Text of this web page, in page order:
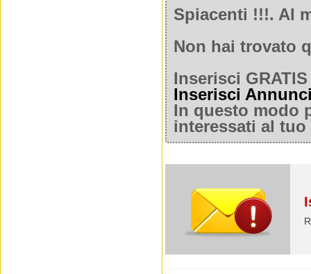
Spiacenti !!!. Al
Non hai trovato
Inserisci
Inserisci
In questo modo
interessati al